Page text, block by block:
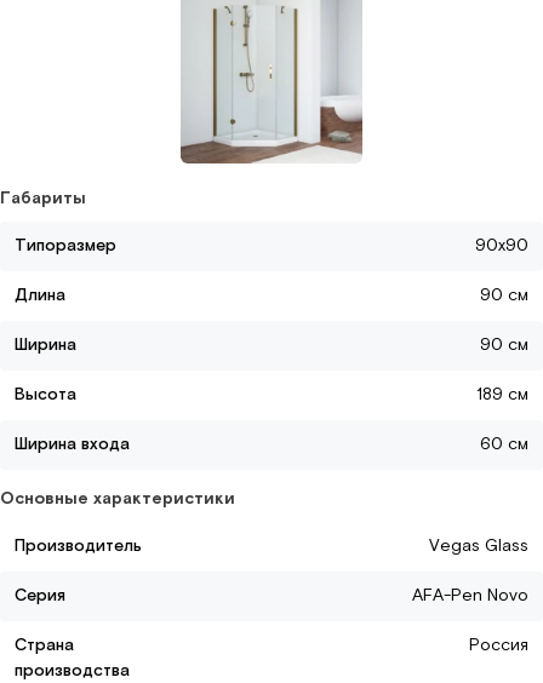
Габариты
Типоразмер 90x90
Длина 90 см
Ширина 90 см
Высота 189 см
Ширина входа 60 см
Основные характеристики
Производитель Vegas Glass
Серия AFA-Pen Novo
Страна
производства
Россия